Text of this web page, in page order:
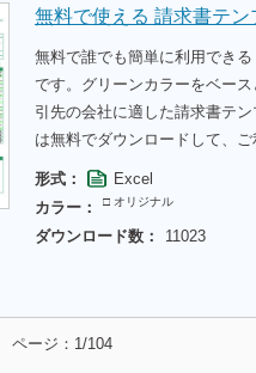
無料で使える 請求書テ
無料で誰でも簡単に利用でき
です。グリーンカラーをベー
引先の会社に適した請求書テ
は無料でダウンロードして、ご
形式：
Excel
カラー：
□ オリジナル
ダウンロード数： 11023
ページ：1/104